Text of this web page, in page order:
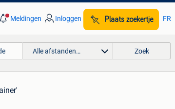
Meldingen Inloggen Plaats zoekertje FR
Alle afstanden… Zoek